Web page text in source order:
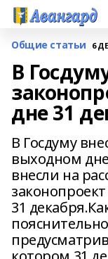
Общие статьи 6
В
дне 31
В Госдуму
выходном
внесли на
31